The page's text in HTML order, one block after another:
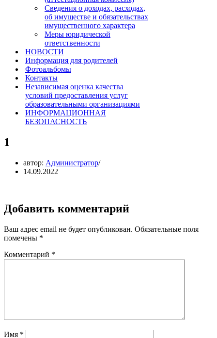
Сведения о доходах, расходах,
об имуществе и обязательствах
имущественного характера
Меры юридической
ответственности
НОВОСТИ
Информация для родителей
Фотоальбомы
Контакты
Независимая оценка качества
условий предоставления услуг
образовательными организациями
ИНФОРМАЦИОННАЯ
БЕЗОПАСНОСТЬ
1
автор: Администратор
14.09.2022
Добавить комментарий
Ваш адрес email не будет опубликован. Обязательные поля
помечены *
Комментарий *
Имя *